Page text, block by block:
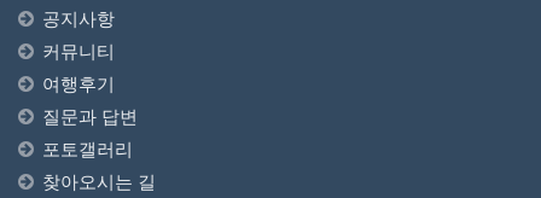
공지사항
커뮤니티
여행후기
질문과 답변
포토갤러리
찾아오시는 길